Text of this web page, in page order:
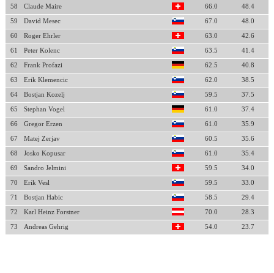
58 Claude Maire 66.0 48.4
59 David Mesec 67.0 48.0
60 Roger Ehrler 63.0 42.6
61 Peter Kolenc 63.5 41.4
62 Frank Profazi 62.5 40.8
63 Erik Klemencic 62.0 38.5
64 Bostjan Kozelj 59.5 37.5
65 Stephan Vogel 61.0 37.4
66 Gregor Erzen 61.0 35.9
67 Matej Zerjav 60.5 35.6
68 Josko Kopusar 61.0 35.4
69 Sandro Jelmini 59.5 34.0
70 Erik Vesl 59.5 33.0
71 Bostjan Habic 58.5 29.4
72 Karl Heinz Forstner 70.0 28.3
73 Andreas Gehrig 54.0 23.7